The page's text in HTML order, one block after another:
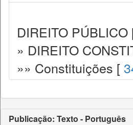
DIREITO PÚBLICO
» DIREITO
»» Constituições [
Publicação: Texto - Português